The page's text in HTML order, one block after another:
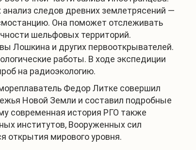
следов древних землетрясений —
Она поможет отслеживать
шельфовых территорий.
Лошкина и других первооткрывателей.
работы. В ходе экспедиции
на радиоэкологию.
Федор Литке совершил
Новой Земли и составил подробные
современная история РГО также
институтов, Вооруженных сил
открытия мирового уровня.